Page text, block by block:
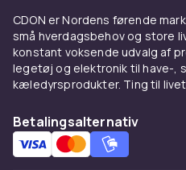
CDON er Nordens førende
små hverdagsbehov og store
konstant voksende udvalg af
legetøj og elektronik til have-,
kæledyrsprodukter. Ting til
Betalingsalternativ